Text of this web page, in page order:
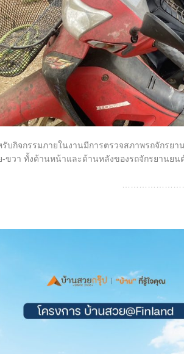
รับกิจกรรมภายในงานมีการตรวจสภาพรถจักรย
-ขวา ทั้งด้านหน้าและด้านหลังของรถจักรยานยน